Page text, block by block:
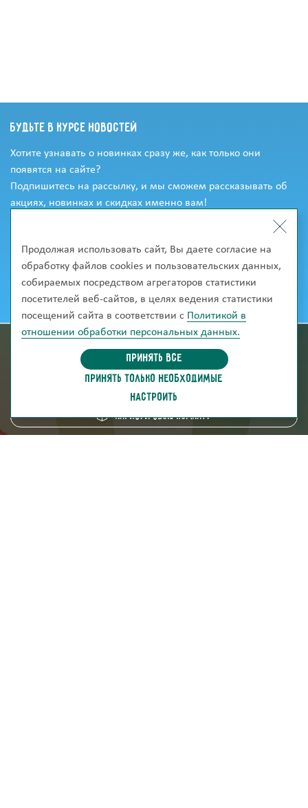
Продолжая использовать сайт, Вы даете согласие на
обработку файлов cookies и пользовательских данных,
собираемых посредством агрегаторов статистики
посетителей веб-сайтов, в целях ведения статистики
посещений сайта в соответствии с Политикой в
отношении обработки персональных данных.
Принять все
ПРИНЯТЬ ТОЛЬКО НЕОБХОДИМЫЕ
НАСТРОИТЬ
Будьте в курсе новостей
Хотите узнавать о новинках сразу же, как только они
появятся на сайте?
Подпишитесь на рассылку, и мы сможем рассказывать об
акциях, новинках и скидках именно вам!
информация для покупателей
скачать каталог
Нарисуй свою комнату